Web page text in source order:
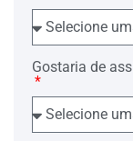
Gostaria de